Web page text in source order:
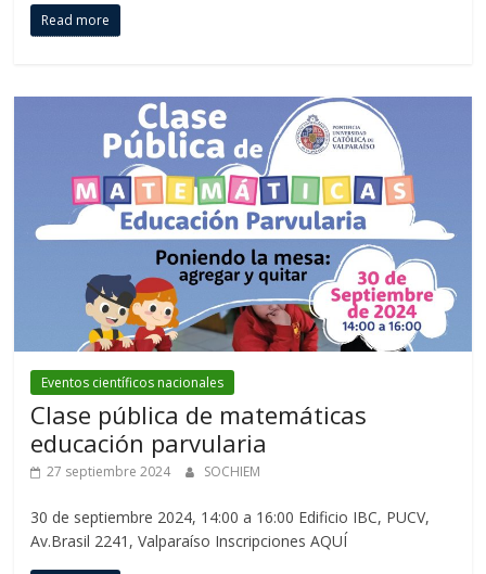
Read more
Eventos científicos nacionales
Clase pública de matemáticas
educación parvularia
27 septiembre 2024 SOCHIEM
30 de septiembre 2024, 14:00 a 16:00 Edificio IBC, PUCV,
Av.Brasil 2241, Valparaíso Inscripciones AQUÍ